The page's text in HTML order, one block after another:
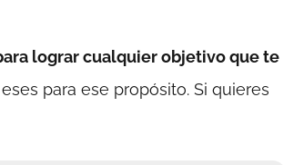
lograr cualquier objetivo que te
para ese propósito. Si quieres